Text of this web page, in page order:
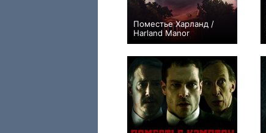
Поместье Харланд /
Harland Manor
−2